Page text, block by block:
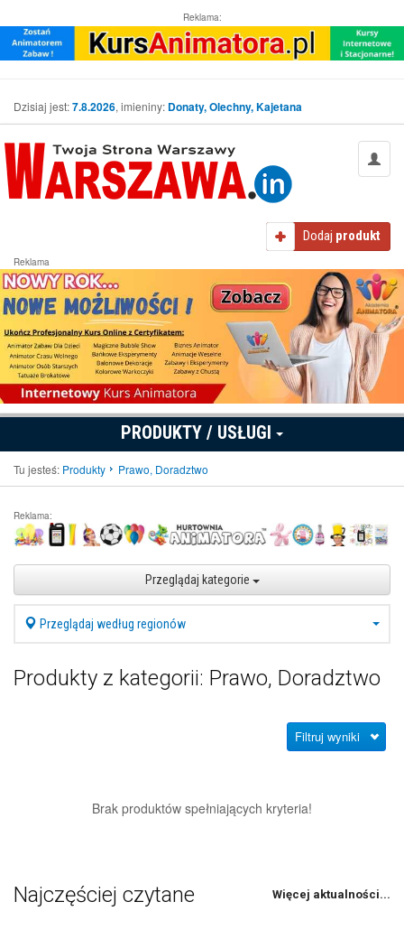
Reklama:
Dzisiaj jest:7.8.2026, imieniny: Donaty, Olechny, Kajetana
Dodaj produkt
Reklama
PRODUKTY / USŁUGI
Tu jesteś: Produkty Prawo, Doradztwo
Reklama:
Przeglądaj kategorie
Przeglądaj według regionów
Produkty z kategorii: Prawo, Doradztwo
Filtruj wyniki
Brak produktów spełniających kryteria!
Najczęściej czytane Więcej aktualności...